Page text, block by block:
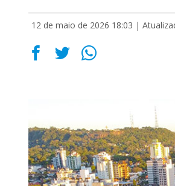
12 de maio de 2026 18:03 |